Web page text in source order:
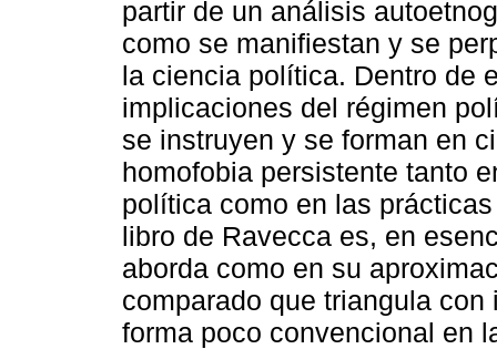
partir de un análisis
como se manifiestan y se
la ciencia política. Dentro de
implicaciones del régimen
se instruyen y se forman en
homofobia persistente tanto
política como en las
libro de Ravecca es, en
aborda como en su
comparado que triangula
forma poco convencional en